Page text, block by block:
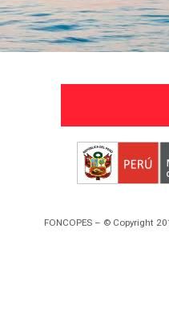
FONCOPES – © Copyright